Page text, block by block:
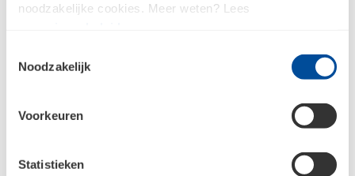
noodzakelijke cookies. Meer weten? Lees
Noodzakelijk
Voorkeuren
Statistieken
te verwelkomen. Jeroen Suelmann, voormalig
gezichten actief op de vestiging.
services in Emmen worden uitgebreid. Zo